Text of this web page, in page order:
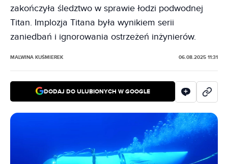
zakończyła śledztwo w sprawie łodzi podwodnej
Titan. Implozja Titana była wynikiem serii
zaniedbań i ignorowania ostrzeżeń inżynierów.
MALWINA KUŚMIEREK 06.08.2025 11:31
DODAJ DO ULUBIONYCH W GOOGLE